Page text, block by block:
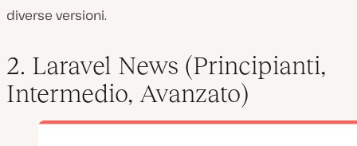
diverse versioni.
2. Laravel News (Principianti,
Intermedio, Avanzato)